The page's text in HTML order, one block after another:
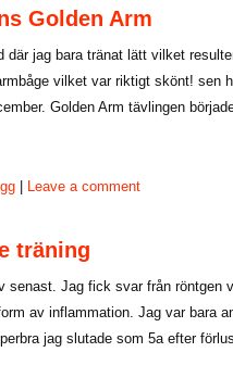
Golden Arm
där jag bara tränat lätt vilket
vilket var riktigt skönt! sen
Golden Arm tävlingen
Leave a comment
träning
senast. Jag fick svar från röntgen
av inflammation. Jag var bara
jag slutade som 5a efter